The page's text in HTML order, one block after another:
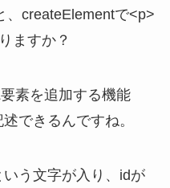
、createElementで<p>
ますか？
素を追加する機能
できるんですね。
う文字が入り、idが